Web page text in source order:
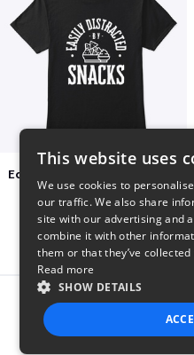
Easily Distracted by Snacks
$20
This website uses
We use cookies to
our traffic. We also share
site with our advertising and
combine it with other
them or that they’ve
Read more
SHOW DETAILS